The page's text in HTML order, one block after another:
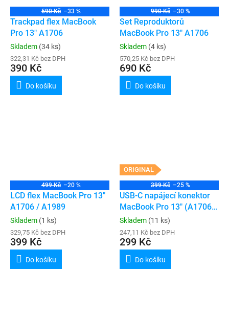
590 Kč –33 %
Trackpad flex MacBook
Pro 13" A1706
Skladem (34 ks)
322,31 Kč bez DPH
390 Kč
Do košíku
990 Kč –30 %
Set Reproduktorů
MacBook Pro 13" A1706
Skladem (4 ks)
570,25 Kč bez DPH
690 Kč
Do košíku
499 Kč –20 %
LCD flex MacBook Pro 13"
A1706 / A1989
Skladem (1 ks)
329,75 Kč bez DPH
399 Kč
Do košíku
ORIGINAL
399 Kč –25 %
USB-C napájecí konektor
MacBook Pro 13" (A1706)
/ Pro 15" (A1707)
Skladem (11 ks)
247,11 Kč bez DPH
299 Kč
Do košíku